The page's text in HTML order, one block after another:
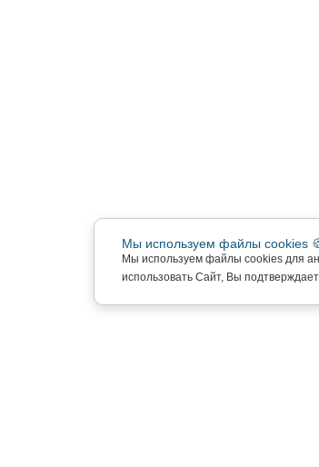
Мы используем файлы cookies
Мы используем файлы cookies для
использовать Сайт, Вы